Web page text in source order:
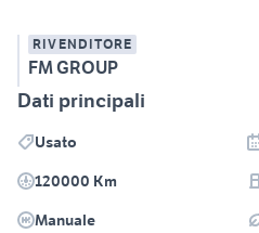
RIVENDITORE
FM GROUP
Dati principali
Usato
120000 Km
Manuale